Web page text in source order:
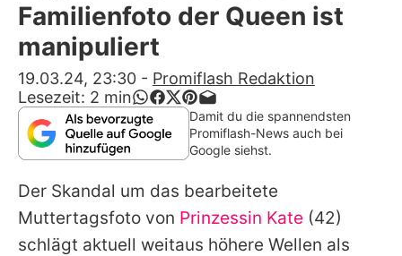
App runterladen
Team
Redaktionelle Richtlinien
Impressum
Datenschutzerklärung
Familienfoto der Queen ist
manipuliert
19.03.24, 23:30 - Promiflash Redaktion
Lesezeit: 2 min
Damit du die spannendsten
Promiflash-News auch bei
Google siehst.
Der Skandal um das bearbeitete
Muttertagsfoto von Prinzessin Kate (42)
schlägt aktuell weitaus höhere Wellen als